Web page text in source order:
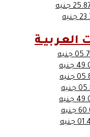
العـربيــة
جنيه
جنيه